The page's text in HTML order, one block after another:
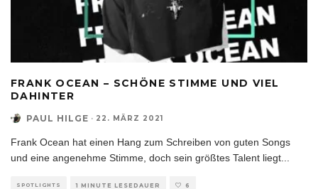
FRANK OCEAN – SCHÖNE STIMME UND VIEL
DAHINTER
PAUL HILGE · 22. MÄRZ 2021
Frank Ocean hat einen Hang zum Schreiben von guten Songs
und eine angenehme Stimme, doch sein größtes Talent liegt
SPOTLIGHTS 1 MINUTE LESEDAUER 6